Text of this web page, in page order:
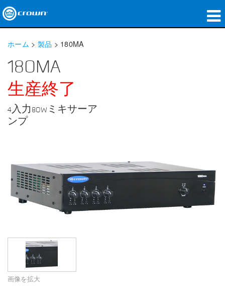
アプリケーション
ネットワークオーディオ
購入先
導入事例
トレーニング
サポート
ホーム > 製品 > 180MA
180MA
生産終了
4入力80Wミキサーア
ンプ
画像を拡大